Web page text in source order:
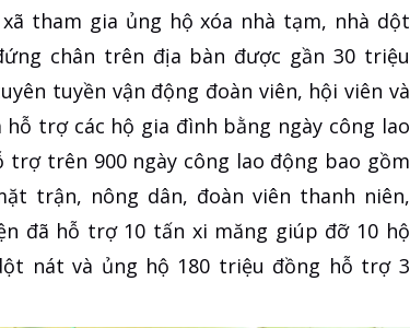
tham gia ủng hộ xóa nhà tạm, nhà dột
chân trên địa bàn được gần 30 triệu
tuyền vận động đoàn viên, hội viên và
trợ các hộ gia đình bằng ngày công lao
trợ trên 900 ngày công lao động bao gồm
trận, nông dân, đoàn viên thanh niên,
đã hỗ trợ 10 tấn xi măng giúp đỡ 10 hộ
nát và ủng hộ 180 triệu đồng hỗ trợ 3